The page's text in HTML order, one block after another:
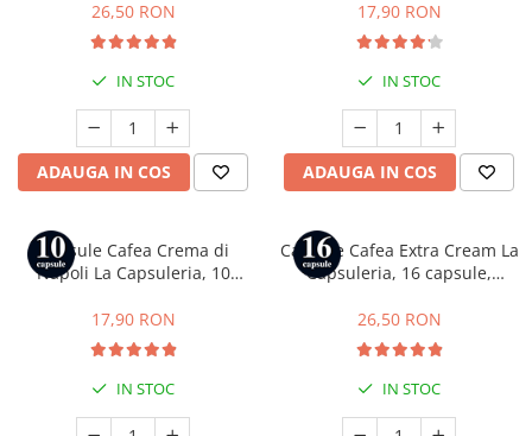
26,50 RON
IN STOC
ADAUGA IN COS
Nespresso
17,90 RON
IN STOC
ADAUGA IN COS
Capsule Cafea Crema di
Napoli La Capsuleria, 10
Bialetti
17,90 RON
IN STOC
Capsule Cafea Extra Cream La
Capsuleria, 16 capsule,
26,50 RON
IN STOC